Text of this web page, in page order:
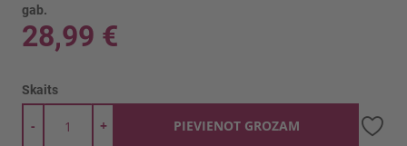
gab.
28,99 €
Skaits
+
- PIEVIENOT GROZAM